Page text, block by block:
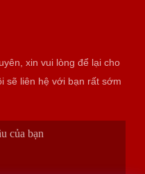
xin vui lòng để lại cho
sẽ liên hệ với bạn rất sớm